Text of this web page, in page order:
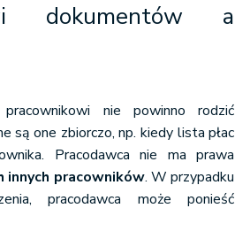
dokumentów a
nie powinno rodzić
są one zbiorczo, np. kiedy lista płac
Pracodawca nie ma prawa
innych pracowników. W przypadku
pracodawca może ponieść